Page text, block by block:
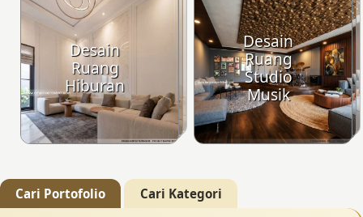
Desain
Ruang
Hiburan
Desain
Ruang
Studio
Musik
Cari Portofolio Cari Kategori